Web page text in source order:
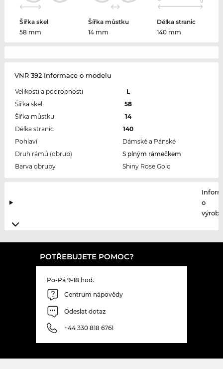
Šířka skel
58 mm
Šířka můstku
14 mm
Délka stranic
140 mm
VNR 392 Informace o modelu
Velikosti a podrobnosti
L
Šířka skel
58
Šířka můstku
14
Délka stranic
140
Pohlaví
Dámské a Pánské
Druh rámů (obrub)
S plným rámečkem
Barva obruby
Shiny Rose Gold
o
POTŘEBUJETE POMOC?
Po-Pá 9-18 hod.
Centrum nápovědy
Odeslat dotaz
+44 330 818 6761